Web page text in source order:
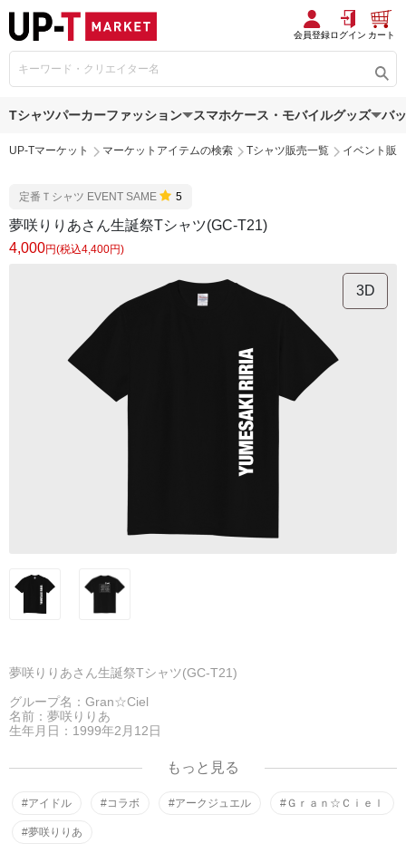
会員登録ログイン カート
Tシャツパーカーファッション スマホケース・モバイルグッズ バ
UP-Tマーケット マーケットアイテムの検索 Tシャツ販売一覧 イベント販
定番Ｔシャツ EVENT SAME 5
夢咲りりあさん生誕祭Tシャツ(GC-T21)
4,000円(税込4,400円)
3D
夢咲りりあさん生誕祭Tシャツ(GC-T21)
グループ名：Gran☆Ciel
名前：夢咲りりあ
生年月日：1999年2月12日
身長：162
もっと見る
#アイドル #コラボ #アークジュエル #Ｇｒａｎ☆Ｃｉｅｌ
#夢咲りりあ